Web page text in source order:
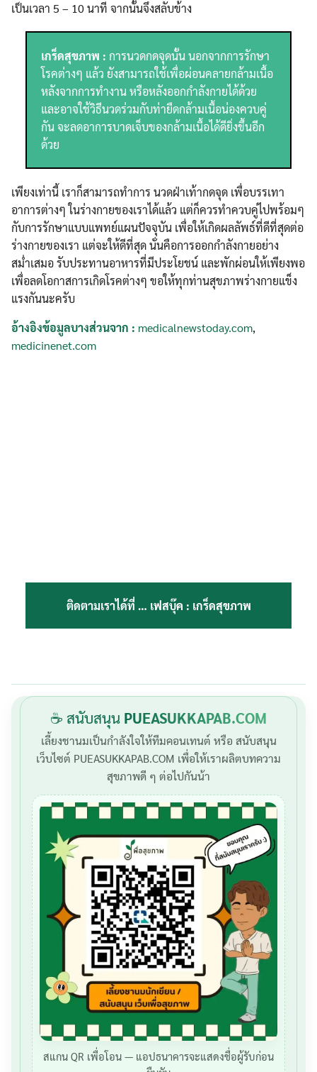
Search
เป็นเวลา 5 – 10 นาที จากนั้นจึงสลับข้าง
เกร็ดสุขภาพ : การนวดกดจุดนั้น นอกจากการรักษา
โรคต่างๆ แล้ว ยังสามารถใช้เพื่อผ่อนคลายกล้ามเนื้อ
หลังจากการทำงาน หรือหลังออกกำลังกายได้ด้วย
และอาจใช้วิธีนวดร่วมกับท่ายืดกล้ามเนื้อน่องควบคู่
กัน จะลดอาการบาดเจ็บของกล้ามเนื้อได้ดียิ่งขึ้นอีก
ด้วย
เพียงเท่านี้ เราก็สามารถทำการ นวดฝ่าเท้ากดจุด เพื่อบรรเทา
อาการต่างๆ ในร่างกายของเราได้แล้ว แต่ก็ควรทำควบคู่ไปพร้อมๆ
กับการรักษาแบบแพทย์แผนปัจจุบัน เพื่อให้เกิดผลลัพธ์ที่ดีที่สุดต่อ
ร่างกายของเรา แต่จะให้ดีที่สุด นั่นคือการออกกำลังกายอย่าง
สม่ำเสมอ รับประทานอาหารที่มีประโยชน์ และพักผ่อนให้เพียงพอ
เพื่อลดโอกาสการเกิดโรคต่างๆ ขอให้ทุกท่านสุขภาพร่างกายแข็ง
แรงกันนะครับ
อ้างอิงข้อมูลบางส่วนจาก : medicalnewstoday.com,
medicinenet.com
ติดตามเราได้ที่ … เฟสบุ๊ค : เกร็ดสุขภาพ
☕ สนับสนุน PUEASUKKAPAB.COM
เลี้ยงชานมเป็นกำลังใจให้ทีมคอนเทนต์ หรือ สนับสนุน
เว็บไซต์ PUEASUKKAPAB.COM เพื่อให้เราผลิตบทความ
สุขภาพดี ๆ ต่อไปกันน้า
สแกน QR เพื่อโอน — แอปธนาคารจะแสดงชื่อผู้รับก่อน